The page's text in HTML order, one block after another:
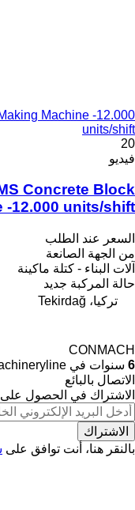
Machine -12.000
units/shift
20
فيديو
Concrete Block
-12.000 units/shift
السعر عند الطلب
من الجهة الصانعة
آلات البناء - كتلة ماكينة
حالة المركبة جديد
تركيا، Tekirdağ
CONMACH
6 سنوات في Machineryline
الاتصال بالبائع
الاشتراك في الحصول
الاشتراك
بالنقر هنا، أنت توافق على